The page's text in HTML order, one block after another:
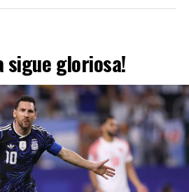
sigue gloriosa!